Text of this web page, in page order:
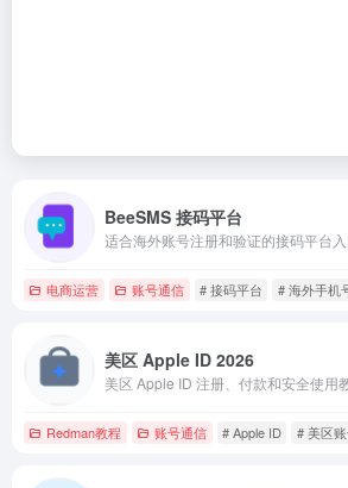
BeeSMS 接码平台
适合海外账号注册和验证的接码平台入
电商运营 账号通信 # 接码平台 # 海外手机
美区 Apple ID 2026
美区 Apple ID 注册、付款和安全使用教
Redman教程 账号通信 # Apple ID # 美区